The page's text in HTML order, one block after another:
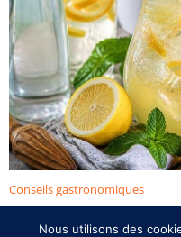
Conseils gastronomiques
Nous utilisons des